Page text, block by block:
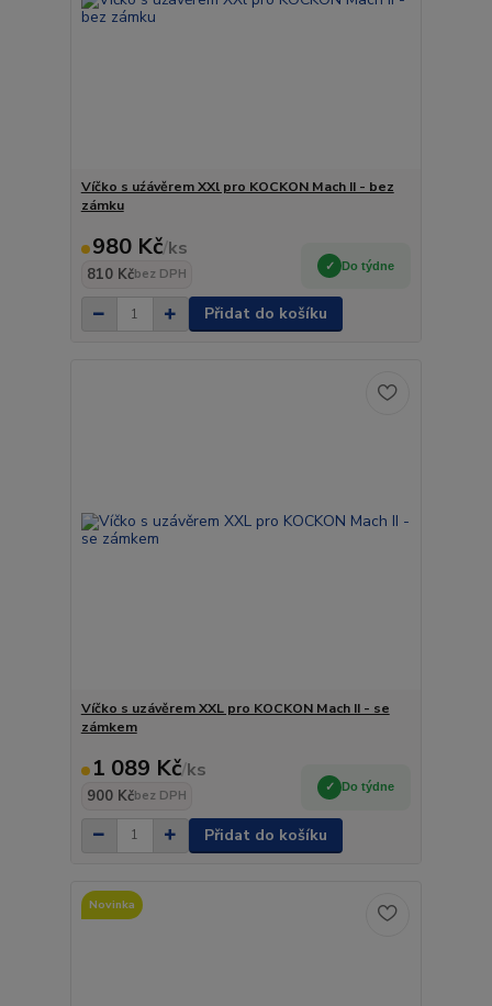
Víčko s uźávěrem XXl pro KOCKON Mach II - bez
zámku
980 Kč/ks
810 Kčbez DPH
Do týdne
Přidat do košíku
Víčko s uzávěrem XXL pro KOCKON Mach II - se
zámkem
1 089 Kč/ks
900 Kčbez DPH
Do týdne
Přidat do košíku
Novinka